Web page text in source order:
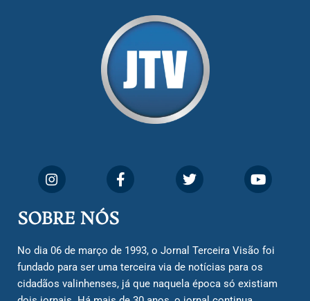
SOBRE NÓS
No dia 06 de março de 1993, o Jornal Terceira Visão foi
fundado para ser uma terceira via de notícias para os
cidadãos valinhenses, já que naquela época só existiam